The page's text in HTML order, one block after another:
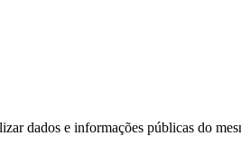
dados e informações públicas do